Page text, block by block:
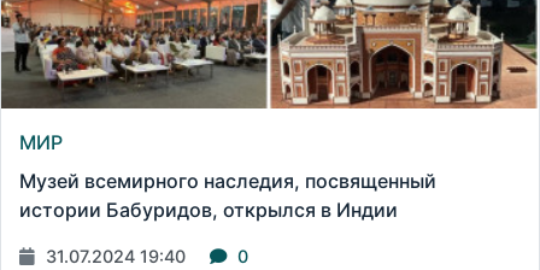
МИР
Музей всемирного наследия, посвященный
истории Бабуридов, открылся в Индии
31.07.2024 19:40 0